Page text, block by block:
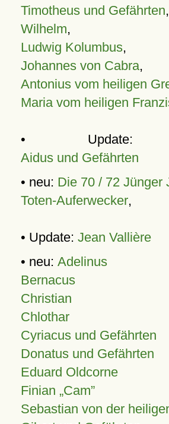
Timotheus und Gefährten,
Wilhelm,
Ludwig Kolumbus,
Johannes von Cabra,
Antonius vom heiligen
Maria vom heiligen
•
Aidus und Gefährten
• neu: Die 70 / 72 Jünger
Toten-Auferwecker,
• Update: Jean Vallière
• neu: Adelinus
Bernacus
Christian
Chlothar
Cyriacus und Gefährten
Donatus und Gefährten
Eduard Oldcorne
Finian Cam
Sebastian von der